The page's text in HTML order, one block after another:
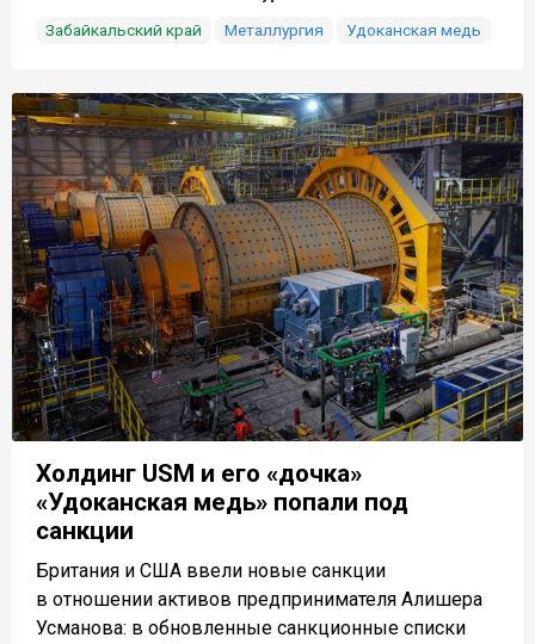
Забайкальский край
Металлургия Удоканская медь
Холдинг USM и его «дочка»
«Удоканская медь» попали под
санкции
Британия и США ввели новые санкции
в отношении активов предпринимателя Алишера
Усманова: в обновленные санкционные списки